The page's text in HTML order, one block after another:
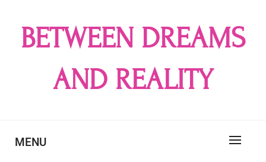
contentBETWEEN DREAMS
AND REALITY
MENU